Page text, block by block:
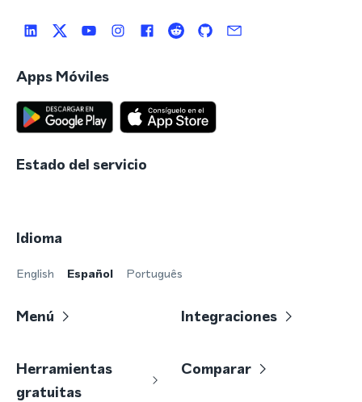
Apps Móviles
Estado del servicio
Idioma
English Español Português
Menú Integraciones
Herramientas
gratuitas
Comparar